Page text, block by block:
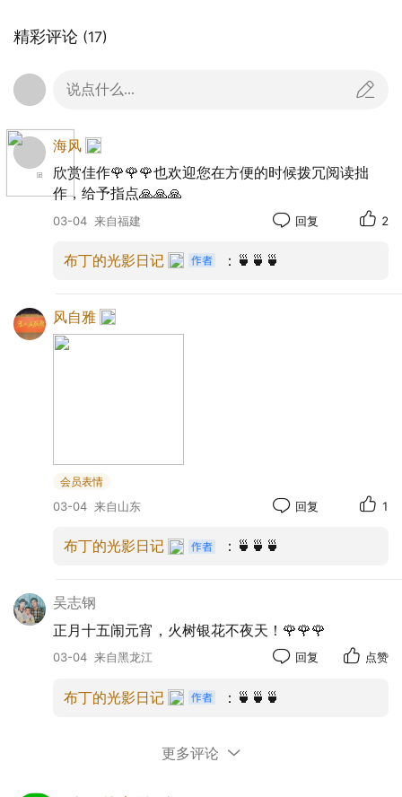
精彩评论 (17)
说点什么...
海风
欣赏佳作🌹🌹🌹也欢迎您在方便的时候拨冗阅读拙
作，给予指点🙏🙏🙏
03-04 来自福建 回复 2
布丁的光影日记 ：🍵🍵🍵
风自雅
会员表情
03-04 来自山东 回复 1
布丁的光影日记 ：🍵🍵🍵
吴志钢
正月十五闹元宵，火树银花不夜天！🌹🌹🌹
03-04 来自黑龙江 回复 点赞
布丁的光影日记 ：🍵🍵🍵
更多评论